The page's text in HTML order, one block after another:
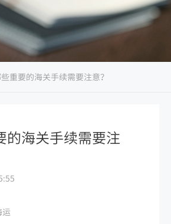
重要的海关手续需要注意？
的海关手续需要注